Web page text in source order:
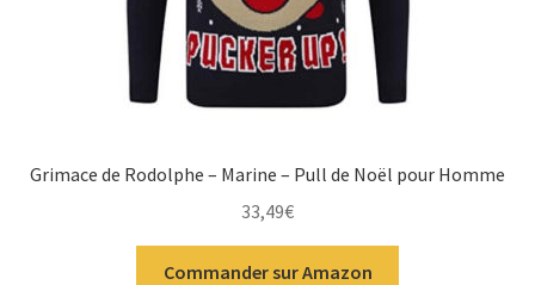
Grimace de Rodolphe – Marine – Pull de Noël pour Homme
33,49€
Commander sur Amazon